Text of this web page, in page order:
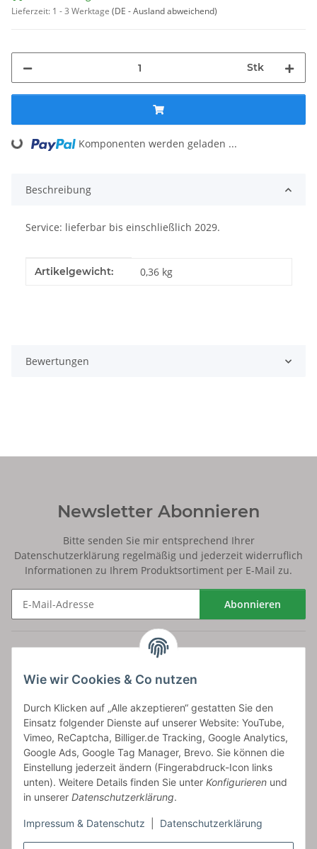
Wie wir Cookies & Co nutzen
Durch Klicken auf „Alle akzeptieren“ gestatten Sie den
Einsatz folgender Dienste auf unserer Website: YouTube,
Vimeo, ReCaptcha, Billiger.de Tracking, Google Analytics,
Google Ads, Google Tag Manager, Brevo. Sie können die
Einstellung jederzeit ändern (Fingerabdruck-Icon links
unten). Weitere Details finden Sie unter Konfigurieren und
in unserer Datenschutzerklärung.
Impressum & Datenschutz Datenschutzerklärung
Lieferzeit: 1 - 3 Werktage (DE - Ausland abweichend)
Stk
Loading... Komponenten werden geladen ...
Beschreibung
Service: lieferbar bis einschließlich 2029.
Produkteigenschaft
Wert
Artikelgewicht: 0,36 kg
Bewertungen
Newsletter Abonnieren
Bitte senden Sie mir entsprechend Ihrer
Datenschutzerklärung regelmäßig und jederzeit widerruflich
Informationen zu Ihrem Produktsortiment per E-Mail zu.
Abonnieren
Artikelinformationen
Frieslandstr. 44 | 26446 Reepsholt
Fon 04468-9479855-0 | Fax -9